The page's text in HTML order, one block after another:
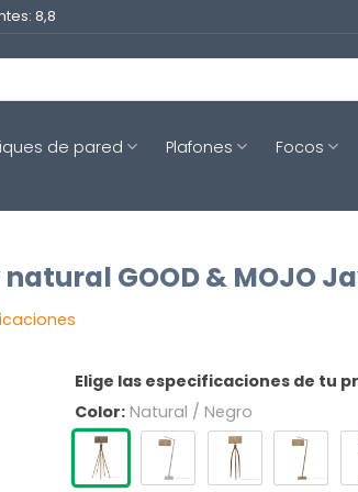
8,8
de pared Plafones Focos
GOOD & MOJO
Elige las especificaciones de tu
Color: Natural / Negro